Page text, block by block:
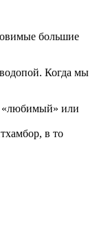
большие
Когда мы
«любимый» или
в то